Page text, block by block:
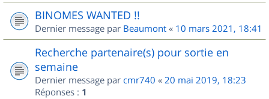
BINOMES WANTED !!
Dernier message par Beaumont « 10 mars 2021, 18:41
Recherche partenaire(s) pour sortie en
semaine
Dernier message par cmr740 « 20 mai 2019, 18:23
Réponses : 1